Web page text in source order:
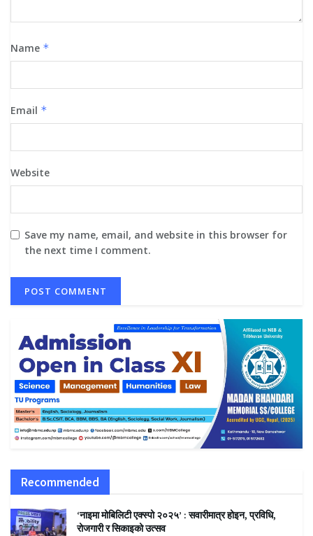
Name *
Email *
Website
Save my name, email, and website in this browser for
the next time I comment.
Recommended
‘नाइमा मोबिलिटी एक्स्पो २०२५’ : सवारीमात्र होइन, प्रविधि,
रोजगारी र सिकाइको उत्सव